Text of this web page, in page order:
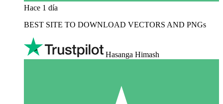
Hace 1 día
BEST SITE TO DOWNLOAD VECTORS AND PNGs
Hasanga Himash